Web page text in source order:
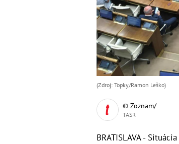
(Zdroj: Topky/Ramon Leško)
© Zoznam/
TASR
BRATISLAVA -